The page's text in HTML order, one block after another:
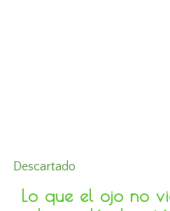
Descartado
Lo que el ojo no